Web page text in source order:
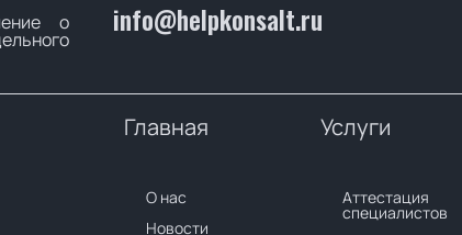
о info@helpkonsalt.ru
Главная
О нас
Новости
Услуги
Аттестация
специалистов